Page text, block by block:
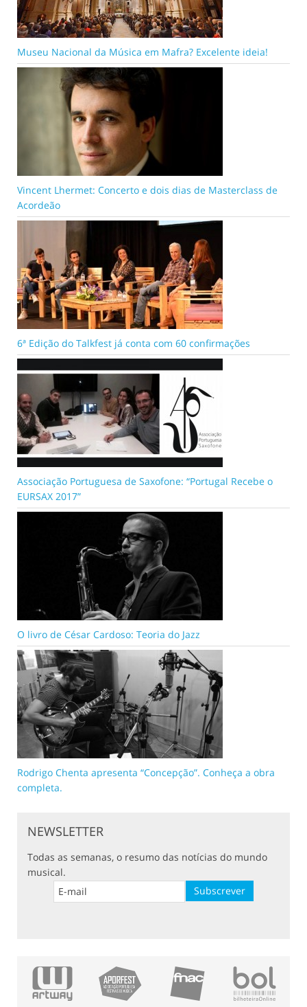
Museu Nacional da Música em Mafra? Excelente ideia!
Vincent Lhermet: Concerto e dois dias de Masterclass de
Acordeão
6ª Edição do Talkfest já conta com 60 confirmações
Associação Portuguesa de Saxofone: “Portugal Recebe o
EURSAX 2017”
O livro de César Cardoso: Teoria do Jazz
Rodrigo Chenta apresenta “Concepção”. Conheça a obra
completa.
NEWSLETTER
Todas as semanas, o resumo das notícias do mundo
musical.